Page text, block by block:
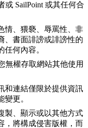
或 SailPoint 或其任何合
情、猥褻、辱罵性、非
、書面誹謗或誹謗性的
何內容。
無權存取網站其他使用
和連結僅限於提供資訊
更。
製、顯示或以其他方式
，將構成侵害版權，而